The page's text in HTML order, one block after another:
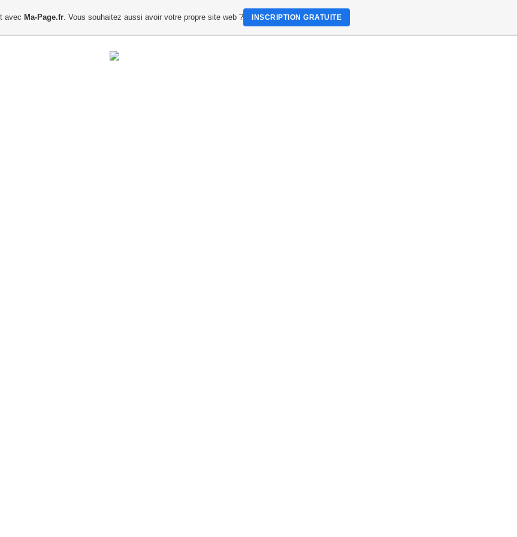
avec Ma-Page.fr. Vous souhaitez aussi avoir votre propre site web ? INSCRIPTION GRATUITE